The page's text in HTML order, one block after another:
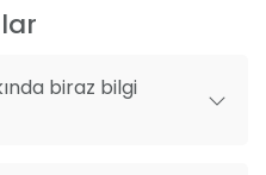
biraz bilgi